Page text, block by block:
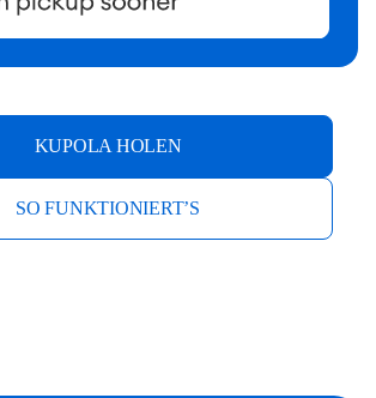
KUPOLA HOLEN
SO FUNKTIONIERT’S